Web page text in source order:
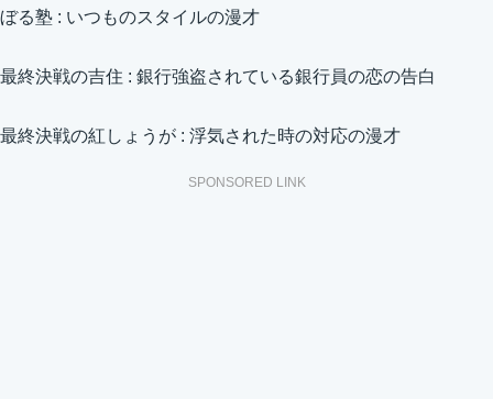
ぼる塾 : いつものスタイルの漫才
最終決戦の吉住 : 銀行強盗されている銀行員の恋の告白
最終決戦の紅しょうが : 浮気された時の対応の漫才
SPONSORED LINK